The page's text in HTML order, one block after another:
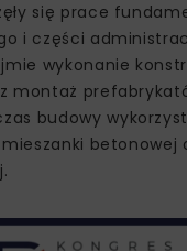
się prace
i części
wykonanie
montaż
budowy
betonowej